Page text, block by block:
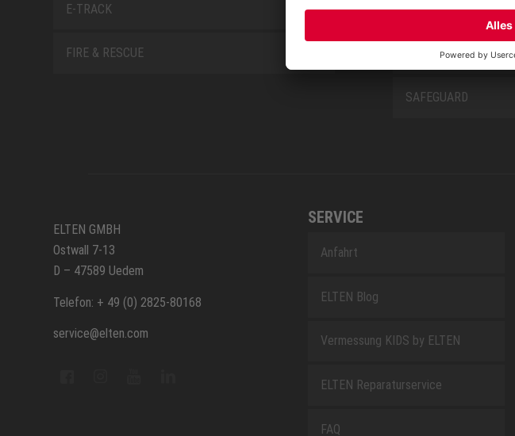
E-TRACK
FIRE & RESCUE
NOVA
SAFEGUARD
ELTEN GMBH
Ostwall 7-13
D – 47589 Uedem
Telefon: + 49 (0) 2825-80168
service@elten.com
SERVICE
Anfahrt
ELTEN Blog
Vermessung KIDS by ELTEN
ELTEN Reparaturservice
FAQ